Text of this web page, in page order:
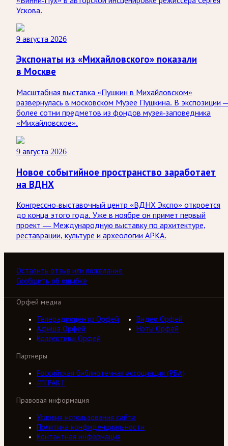
Ускова.
9 августа 2026
Экспонаты из «Михайловского» показали
в Москве
Масштабная выставка «Пушкин в Михайловском»
развернулась в московском Музее Пушкина. В экспозиции
более сотни предметов из фондов музея-заповедника
«Михайловское».
9 августа 2026
Новое событийное пространство заработает
на ВДНХ
Конгрессно-выставочный центр «ВДНХ Экспо» откроется
до конца этого года. Уже в ноябре он примет первый
проект — Международную выставку по архитектуре,
реставрации, культуре и археологии АРКА.
Оставить отзыв или пожелание
Сообщить об ошибке
Орфей медиа
Телерадиоцентр Орфей
Видео Орфей
Афиша Орфей
Ноты Орфей
Коллективы Орфей
Партнеры
Российская библиотечная ассоциация (РБА)
///ТРАКТ
Правовая информация
Условия использования сайта
Политика конфиденциальности
Контактная информация